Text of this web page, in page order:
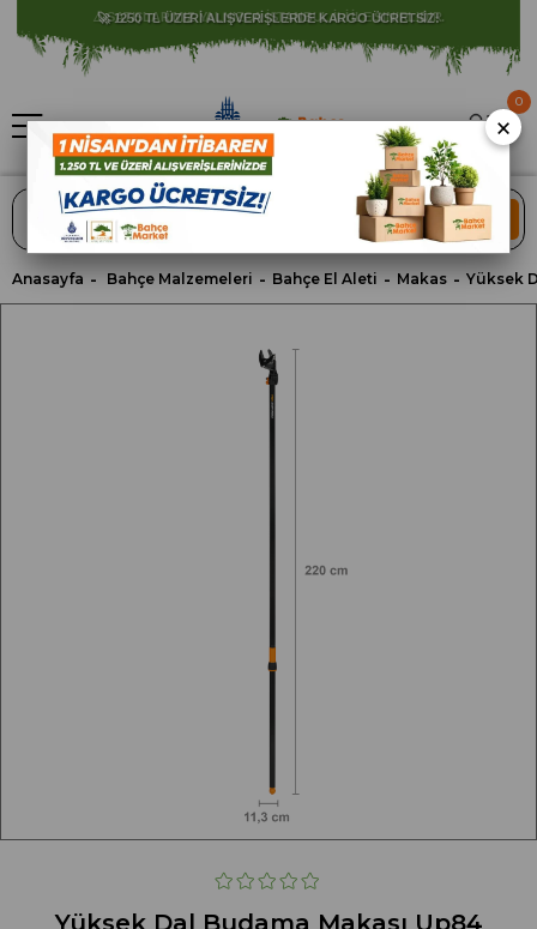
⚠️ SATIŞLARIMIZ YALNIZCA İSTANBUL İLİ İLE SINIRLIDIR.
ARA
0
Anasayfa Bahçe Malzemeleri Bahçe El Aleti Makas
Yüksek Dal Budama Makası Up84
×